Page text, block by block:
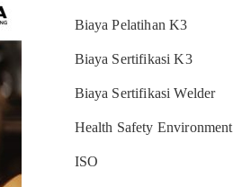
Biaya Pelatihan K3
Biaya Sertifikasi K3
Biaya Sertifikasi Welder
Health Safety Environment
ISO